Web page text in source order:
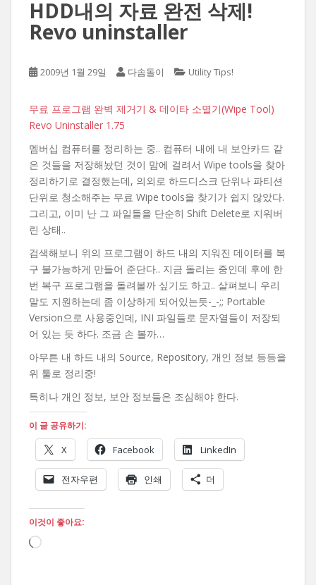
HDD내의 자료 완전 삭제!
Revo uninstaller
2009년 1월 29일 다솜돌이 Utility Tips!
무료 프로그램 완벽 제거기 & 데이타 소멸기(Wipe Tool)
Revo Uninstaller 1.75
멤버십 컴퓨터를 정리하는 중.. 컴퓨터 내에 내 보안카드 같
은 것들을 저장해놨던 것이 맘에 걸려서 Wipe tools을 찾아
정리하기로 결정했는데, 의외로 하드디스크 단위나 파티션
단위로 청소해주는 무료 Wipe tools을 찾기가 쉽지 않았다.
그리고, 이미 난 그 파일들을 단순히 Shift Delete로 지워버
린 상태..
검색해보니 위의 프로그램이 하드 내의 지워진 데이터를 복
구 불가능하게 만들어 준단다.. 지금 돌리는 중인데 후에 한
번 복구 프로그램을 돌려볼까 싶기도 하고.. 살펴보니 우리
말도 지원하는데 좀 이상하게 되어있는듯-_-;; Portable
Version으로 사용중인데, INI 파일들로 문자열들이 저장되
어 있는 듯 하다. 조금 손 볼까…
아무튼 내 하드 내의 Source, Repository, 개인 정보 등등을
위 툴로 정리중!
특히나 개인 정보, 보안 정보들은 조심해야 한다.
이 글 공유하기:
X Facebook LinkedIn
전자우편 인쇄 더
이것이 좋아요:
로